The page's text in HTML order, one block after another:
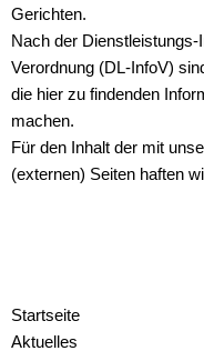
Gerichten.
Nach der
Verordnung (DL-InfoV)
die hier zu findenden
machen.
Für den Inhalt der mit
(externen) Seiten haften
Startseite
Aktuelles